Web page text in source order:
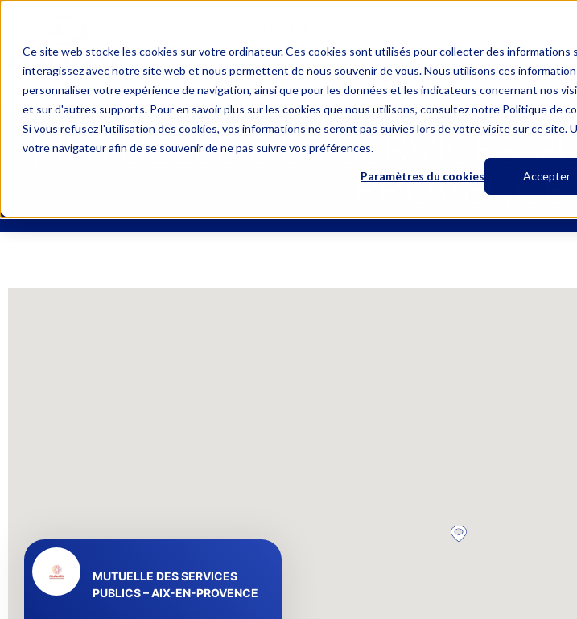
Ce site web stocke les cookies sur votre ordinateur. Ces cookies sont utilisés pour collecter des informations
interagissez avec notre site web et nous permettent de nous souvenir de vous. Nous utilisons ces
personnaliser votre expérience de navigation, ainsi que pour les données et les indicateurs concernant nos
et sur d'autres supports. Pour en savoir plus sur les cookies que nous utilisons, consultez notre Politique de
Si vous refusez l'utilisation des cookies, vos informations ne seront pas suivies lors de votre visite sur ce site.
votre navigateur afin de se souvenir de ne pas suivre vos préférences.
Paramètres du cookies Accepter
MUTUELLE DES SERVICES
PROVENCE
MUTUELLE DES SERVICES
PUBLICS – AIX-EN-PROVENCE